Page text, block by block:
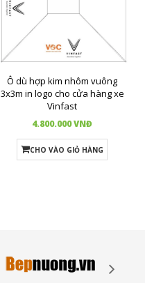
Ô dù hợp kim nhôm vuông
3x3m in logo cho cửa hàng xe
Vinfast
4.800.000 VNĐ
CHO VÀO GIỎ HÀNG